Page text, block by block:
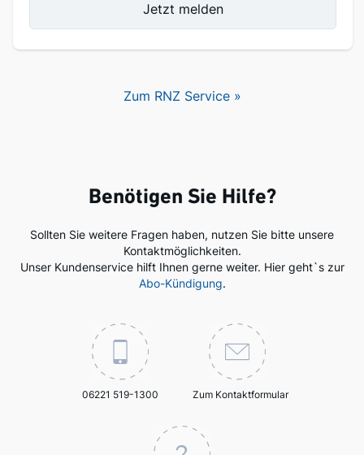
Jetzt melden
Zum RNZ Service »
Benötigen Sie Hilfe?
Sollten Sie weitere Fragen haben, nutzen Sie bitte unsere
Kontaktmöglichkeiten.
Unser Kundenservice hilft Ihnen gerne weiter. Hier geht`s zur
Abo-Kündigung.
06221 519-1300 Zum Kontaktformular